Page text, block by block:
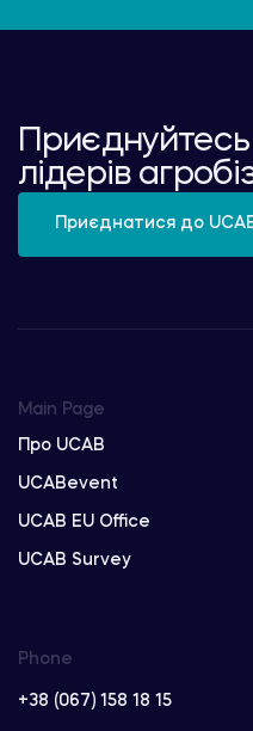
лідерів
Приєднатися до
Main Page
Про UCAB
UCABevent
UCAB EU Office
UCAB Survey
Phone
+38 (067) 158 18 15